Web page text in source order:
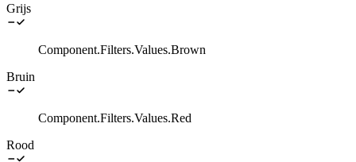
Grijs
Component.Filters.Values.Brown
Bruin
Component.Filters.Values.Red
Rood